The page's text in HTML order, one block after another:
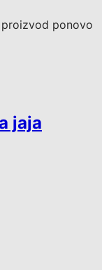
ponovo
jaja